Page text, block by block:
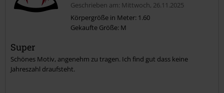
Geschrieben am: Mittwoch, 26.11.2025
Körpergröße in Meter: 1.60
Gekaufte Größe: M
Super
Schönes Motiv, angenehm zu tragen. Ich find gut dass keine
Jahreszahl draufsteht.